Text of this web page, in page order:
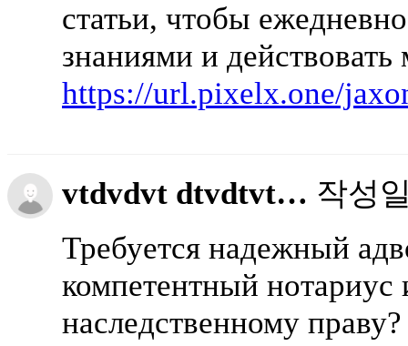
статьи, чтобы
знаниями и
https://url.pixelx.one/
vtdvdvt dtvdtvt… 작성
Требуется надежный
компетентный
наследственному